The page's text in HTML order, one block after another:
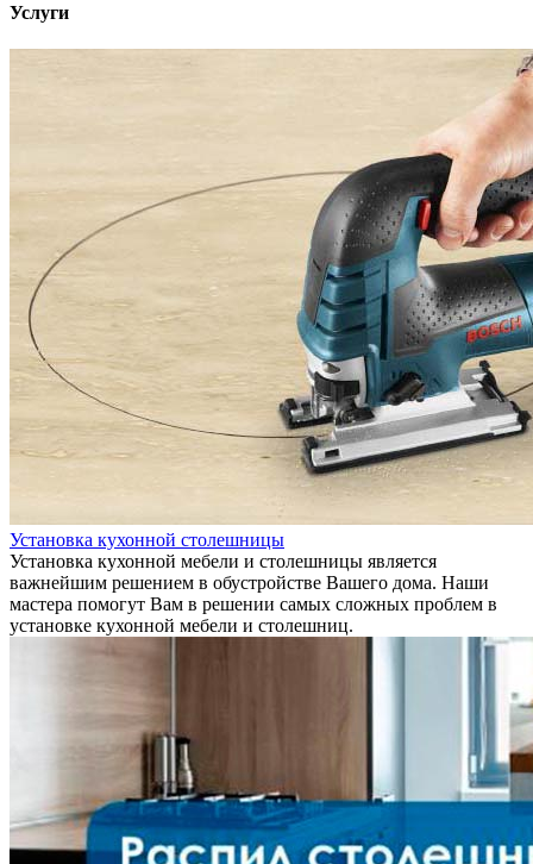
Услуги
Установка кухонной столешницы
Установка кухонной мебели и столешницы является
важнейшим решением в обустройстве Вашего дома. Наши
мастера помогут Вам в решении самых сложных проблем в
установке кухонной мебели и столешниц.